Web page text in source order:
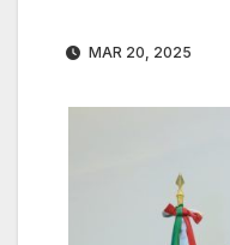
MAR 20, 2025